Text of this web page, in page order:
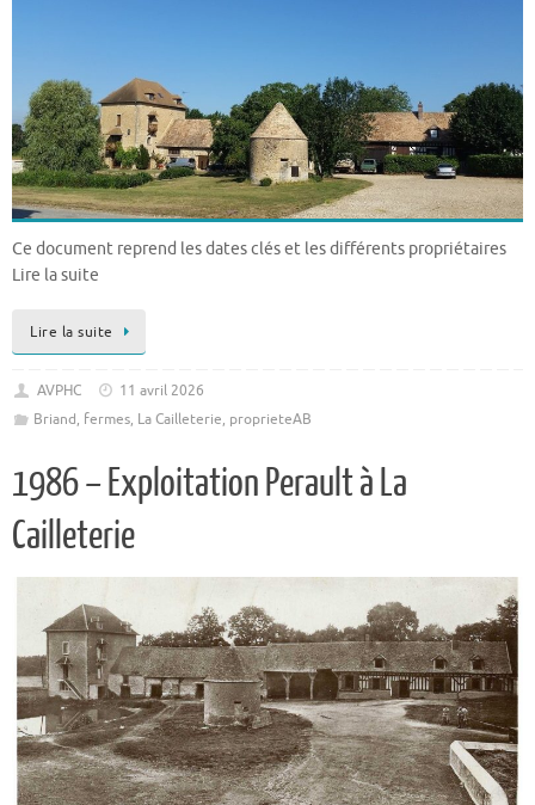
Ce document reprend les dates clés et les différents propriétaires
Lire la suite
Lire la suite
AVPHC
11 avril 2026
Briand, fermes, La Cailleterie, proprieteAB
1986 – Exploitation Perault à La
Cailleterie